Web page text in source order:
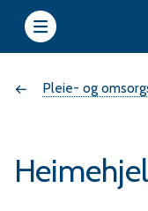
Du
her:
Pleie- og